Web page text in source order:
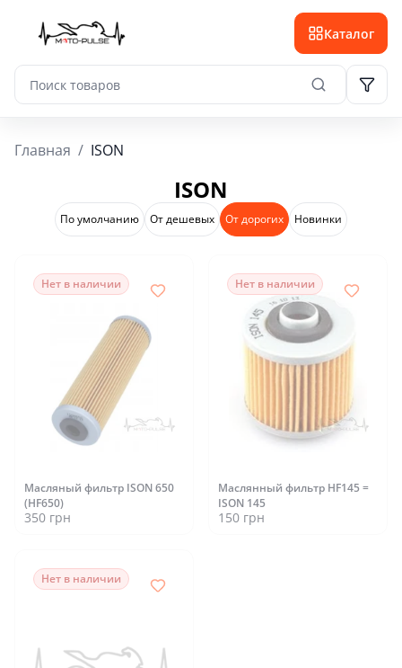
Каталог
Главная / ISON
ISON
По умолчанию От дешевых От дорогих Новинки
Нет в наличии
Масляный фильтр ISON 650
(HF650)
350 грн
Нет в наличии
Маслянный фильтр HF145 =
ISON 145
150 грн
Нет в наличии